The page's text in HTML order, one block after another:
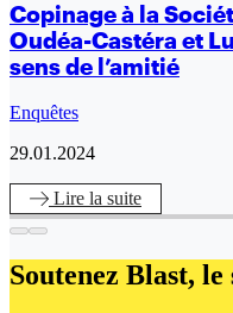
Copinage à la
Oudéa-Castéra et
sens de l’amitié
Enquêtes
29.01.2024
Lire la suite
Soutenez Blast, le